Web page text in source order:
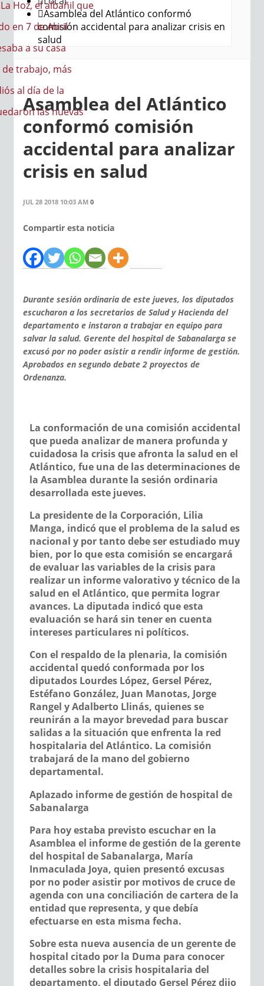
Hoz, el albañil que
en 7 de Abril
a su casa
trabajo, más
al día de la
las nuevas
Asamblea del Atlántico conformó
comisión accidental para analizar crisis en
salud
Asamblea del Atlántico
conformó comisión
accidental para analizar
crisis en salud
JUL 28 2018 10:03 AM 0
Compartir esta noticia
Durante sesión ordinaria de este jueves, los diputados
escucharon a los secretarios de Salud y Hacienda del
departamento e instaron a trabajar en equipo para
salvar la salud. Gerente del hospital de Sabanalarga se
excusó por no poder asistir a rendir informe de gestión.
Aprobados en segundo debate 2 proyectos de
Ordenanza.
La conformación de una comisión accidental
que pueda analizar de manera profunda y
cuidadosa la crisis que afronta la salud en el
Atlántico, fue una de las determinaciones de
la Asamblea durante la sesión ordinaria
desarrollada este jueves.
La presidente de la Corporación, Lilia
Manga, indicó que el problema de la salud es
nacional y por tanto debe ser estudiado muy
bien, por lo que esta comisión se encargará
de evaluar las variables de la crisis para
realizar un informe valorativo y técnico de la
salud en el Atlántico, que permita lograr
avances. La diputada indicó que esta
evaluación se hará sin tener en cuenta
intereses particulares ni políticos.
Con el respaldo de la plenaria, la comisión
accidental quedó conformada por los
diputados Lourdes López, Gersel Pérez,
Estéfano González, Juan Manotas, Jorge
Rangel y Adalberto Llinás, quienes se
reunirán a la mayor brevedad para buscar
salidas a la situación que enfrenta la red
hospitalaria del Atlántico. La comisión
trabajará de la mano del gobierno
departamental.
Aplazado informe de gestión de hospital de
Sabanalarga
Para hoy estaba previsto escuchar en la
Asamblea el informe de gestión de la gerente
del hospital de Sabanalarga, María
Inmaculada Joya, quien presentó excusas
por no poder asistir por motivos de cruce de
agenda con una conciliación de cartera de la
entidad que representa, y que debía
efectuarse en esta misma fecha.
Sobre esta nueva ausencia de un gerente de
hospital citado por la Duma para conocer
detalles sobre la crisis hospitalaria del
departamento, el diputado Gersel Pérezdijo